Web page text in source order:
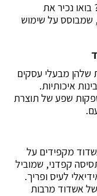
נכיר את
שמבוסס על שימוש
שלהן מבעלי עסקים
איכותיות.
שפע של תוצרת
מקפידים על
קפדני, שמוביל
לעיס ופריך.
אשדוד מרבות